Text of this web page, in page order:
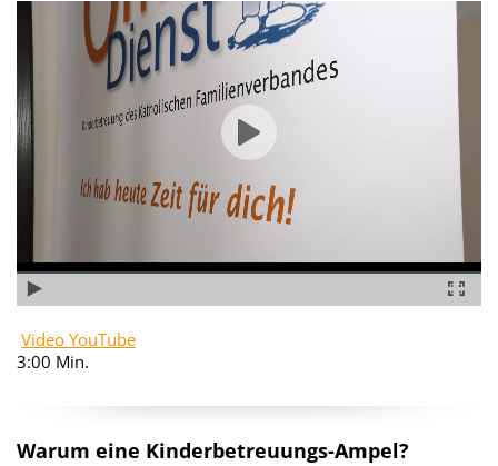
Video YouTube
3:00 Min.
Warum eine Kinderbetreuungs-Ampel?